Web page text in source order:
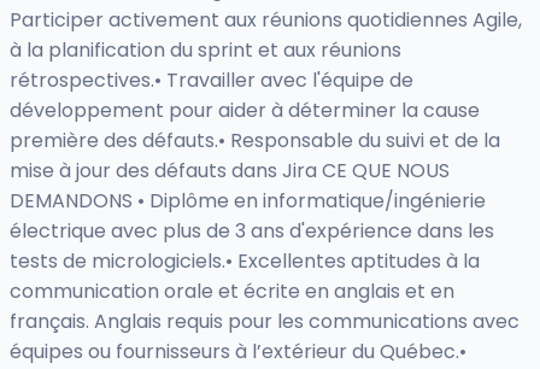
Participer activement aux réunions quotidiennes Agile,
à la planification du sprint et aux réunions
rétrospectives.• Travailler avec l'équipe de
développement pour aider à déterminer la cause
première des défauts.• Responsable du suivi et de la
mise à jour des défauts dans Jira CE QUE NOUS
DEMANDONS • Diplôme en informatique/ingénierie
électrique avec plus de 3 ans d'expérience dans les
tests de micrologiciels.• Excellentes aptitudes à la
communication orale et écrite en anglais et en
français. Anglais requis pour les communications avec
équipes ou fournisseurs à l’extérieur du Québec.•